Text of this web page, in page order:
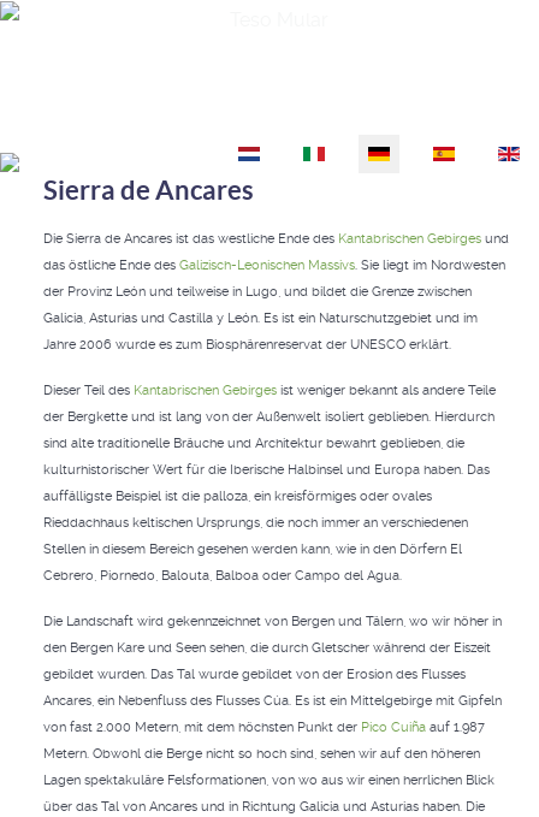
Sprache auswählen
Sierra de Ancares
Die Sierra de Ancares ist das westliche Ende des Kantabrischen Gebirgesund
das östliche Ende des Galizisch-Leonischen Massivs. Sie liegt im Nordwesten
der Provinz León und teilweise in Lugo, und bildet die Grenze zwischen
Galicia, Asturias und Castilla y León. Es ist ein Naturschutzgebiet und im
Jahre 2006 wurde es zum Biosphärenreservat der UNESCO erklärt.
Dieser Teil des Kantabrischen Gebirgesist weniger bekannt als andere Teile
der Bergkette und ist lang von der Außenwelt isoliert geblieben. Hierdurch
sind alte traditionelle Bräuche und Architektur bewahrt geblieben, die
kulturhistorischer Wert für die Iberische Halbinsel und Europa haben. Das
auffälligste Beispiel ist die palloza, ein kreisförmiges oder ovales
Rieddachhaus keltischen Ursprungs, die noch immer an verschiedenen
Stellen in diesem Bereich gesehen werden kann, wie in den Dörfern El
Cebrero, Piornedo, Balouta, Balboa oder Campo del Agua.
Die Landschaft wird gekennzeichnet von Bergen und Tälern, wo wir höher in
den Bergen Kare und Seen sehen, die durch Gletscher während der Eiszeit
gebildet wurden. Das Tal wurde gebildet von der Erosion des Flusses
Ancares, ein Nebenfluss des Flusses Cúa. Es ist ein Mittelgebirge mit Gipfeln
von fast 2.000 Metern, mit dem höchsten Punkt der Pico Cuiñaauf 1.987
Metern. Obwohl die Berge nicht so hoch sind, sehen wir auf den höheren
Lagen spektakuläre Felsformationen, von wo aus wir einen herrlichen Blick
über das Tal von Ancares und in Richtung Galicia und Asturias haben. Die